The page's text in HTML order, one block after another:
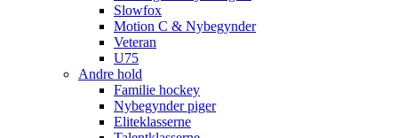
Slowfox
Motion C & Nybegynder
Veteran
U75
Andre hold
Familie hockey
Nybegynder piger
Eliteklasserne